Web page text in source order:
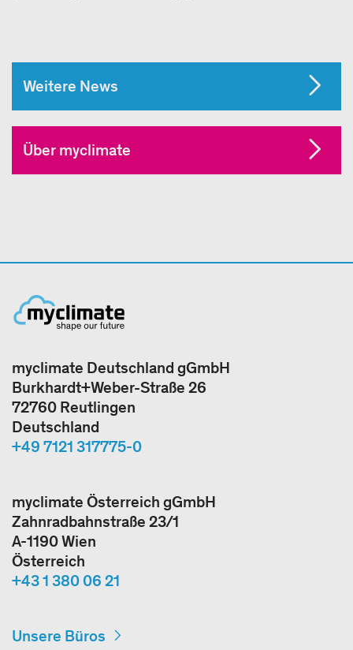
Weitere News
Über myclimate
myclimate Deutschland gGmbH
Burkhardt+Weber-Straße 26
72760 Reutlingen
Deutschland
+49 7121 317775-0
myclimate Österreich gGmbH
Zahnradbahnstraße 23/1
A-1190 Wien
Österreich
+43 1 380 06 21
Unsere Büros